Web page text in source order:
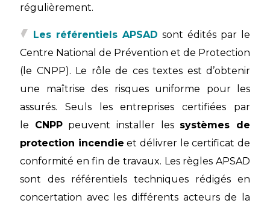
régulièrement.
Les référentiels APSAD sont édités par le
Centre National de Prévention et de Protection
(le CNPP). Le rôle de ces textes est d’obtenir
une maîtrise des risques uniforme pour les
assurés. Seuls les entreprises certifiées par
le CNPPpeuvent installer les systèmes de
protection incendie et délivrer le certificat de
conformité en fin de travaux. Les règles APSAD
sont des référentiels techniques rédigés en
concertation avec les différents acteurs de la